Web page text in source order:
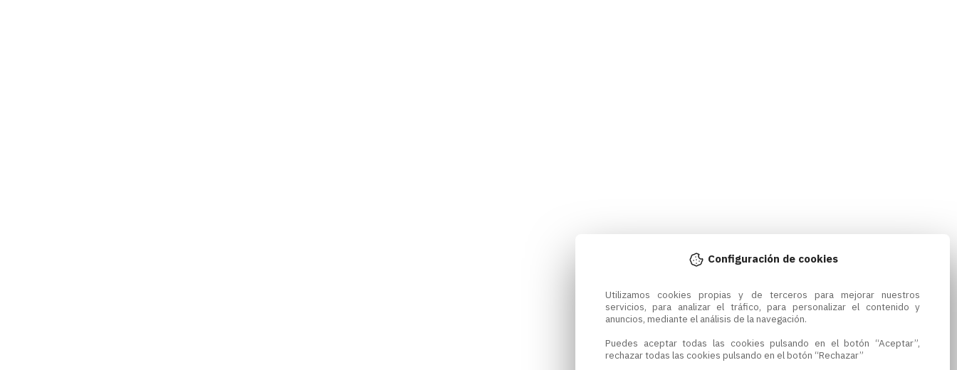
Configuración de cookies
Utilizamos cookies propias y de terceros para mejorar nuestros
servicios, para analizar el tráfico, para personalizar el contenido y
anuncios, mediante el análisis de la navegación.
Puedes aceptar todas las cookies pulsando en el botón “Aceptar”,
rechazar todas las cookies pulsando en el botón “Rechazar”